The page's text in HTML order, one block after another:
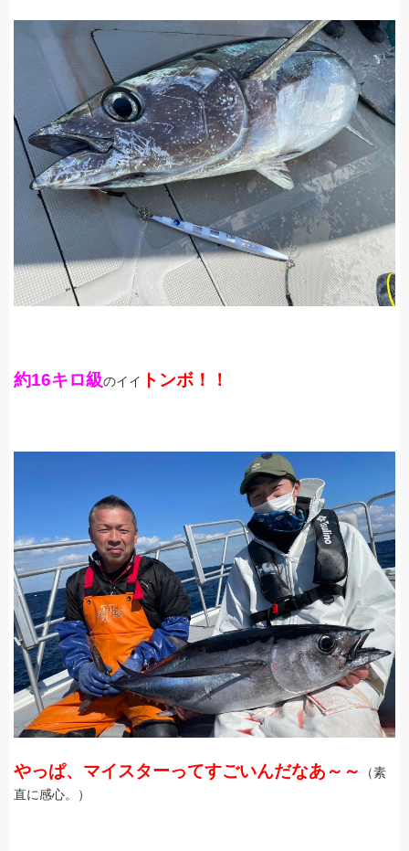
約16キロ級のイイ トンボ！！
やっぱ、マイスターってすごいんだなあ～～
（素
直に感心。）